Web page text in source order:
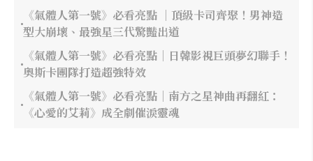
《氣體人第一號》必看亮點 ｜頂級卡司齊聚！男神造
型大崩壞、最強星三代驚豔出道
《氣體人第一號》必看亮點｜日韓影視巨頭夢幻聯手！
奧斯卡團隊打造超強特效
《氣體人第一號》必看亮點｜南方之星神曲再翻紅：
《心愛的艾莉》成全劇催淚靈魂